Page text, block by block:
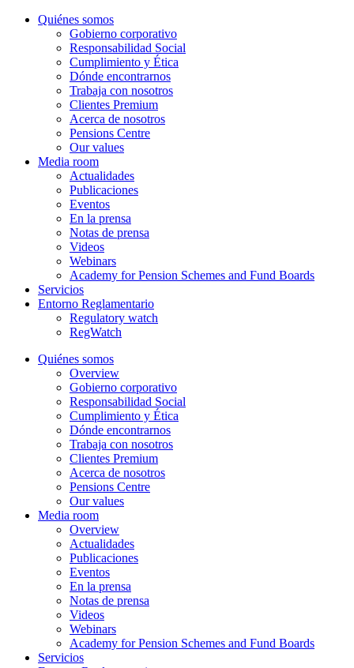
Quiénes somos
Gobierno corporativo
Responsabilidad Social
Cumplimiento y Ética
Dónde encontrarnos
Trabaja con nosotros
Clientes Premium
Acerca de nosotros
Pensions Centre
Our values
Media room
Actualidades
Publicaciones
Eventos
En la prensa
Notas de prensa
Videos
Webinars
Academy for Pension Schemes and Fund Boards
Servicios
Entorno Reglamentario
Regulatory watch
RegWatch
Quiénes somos
Overview
Gobierno corporativo
Responsabilidad Social
Cumplimiento y Ética
Dónde encontrarnos
Trabaja con nosotros
Clientes Premium
Acerca de nosotros
Pensions Centre
Our values
Media room
Overview
Actualidades
Publicaciones
Eventos
En la prensa
Notas de prensa
Videos
Webinars
Academy for Pension Schemes and Fund Boards
Servicios